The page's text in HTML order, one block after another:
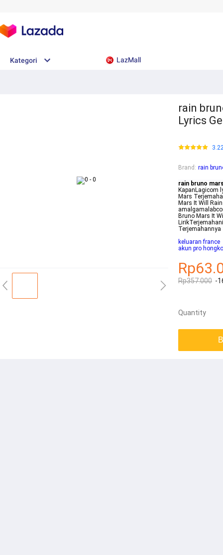
Kategori LazMall
rain
Lyrics
Brand : rain
rain bruno
KapanLagicom
Mars
Mars It Will
Bruno Mars It
Terjemahannya
keluaran france
akun pro
Rp357.000 -
Quantity